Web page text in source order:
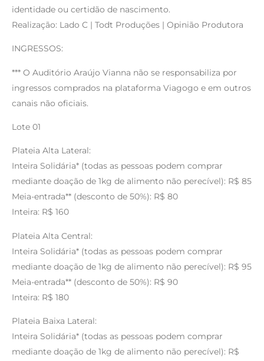
identidade ou certidão de nascimento.
Realização: Lado C | Todt Produções | Opinião Produtora
INGRESSOS:
*** O Auditório Araújo Vianna não se responsabiliza por
ingressos comprados na plataforma Viagogo e em outros
canais não oficiais.
Lote 01
Plateia Alta Lateral:
Inteira Solidária* (todas as pessoas podem comprar
mediante doação de 1kg de alimento não perecível): R$ 85
Meia-entrada** (desconto de 50%): R$ 80
Inteira: R$ 160
Plateia Alta Central:
Inteira Solidária* (todas as pessoas podem comprar
mediante doação de 1kg de alimento não perecível): R$ 95
Meia-entrada** (desconto de 50%): R$ 90
Inteira: R$ 180
Plateia Baixa Lateral:
Inteira Solidária* (todas as pessoas podem comprar
mediante doação de 1kg de alimento não perecível): R$